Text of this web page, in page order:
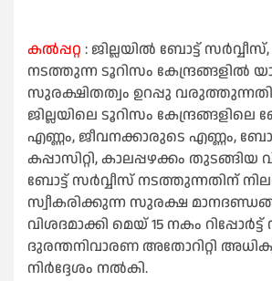
കൽപ്പറ്റ : ജില്ലയില്‍ ബോട്ട്
നടത്തുന്ന ടൂറിസം കേന്ദ്രങ്ങളില്‍
സുരക്ഷിതത്വം ഉറപ്പു
ജില്ലയിലെ ടൂറിസം
എണ്ണം, ജീവനക്കാരുടെ എണ്ണം,
കപ്പാസിറ്റി, കാലപ്പഴക്കം
ബോട്ട് സര്‍വ്വീസ് നടത്തുന്നതിന്
സ്വീകരിക്കുന്ന സുരക്ഷ
വിശദമാക്കി മെയ് 15 നകം
ദുരന്തനിവാരണ അതോറിറ്റി
നിര്‍ദ്ദേശം നല്‍കി.